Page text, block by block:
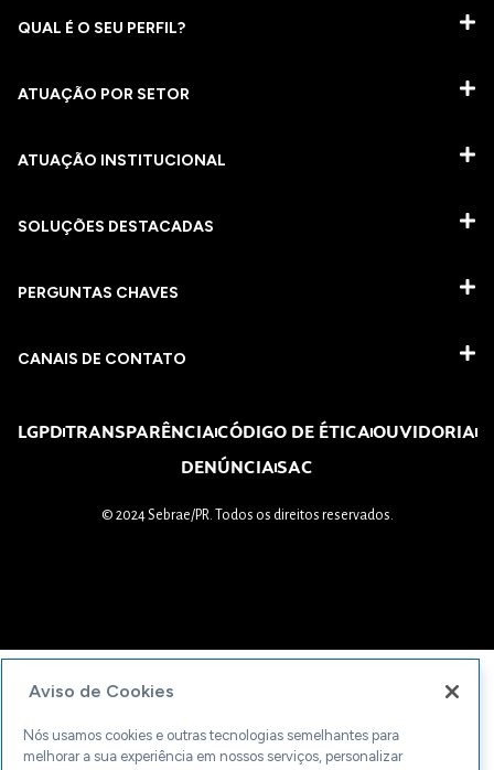
QUAL É O SEU PERFIL?
ATUAÇÃO POR SETOR
ATUAÇÃO INSTITUCIONAL
SOLUÇÕES DESTACADAS
PERGUNTAS CHAVES​
CANAIS DE CONTATO
LGPDTRANSPARÊNCIACÓDIGO DE ÉTICAOUVIDORIA
DENÚNCIASAC
© 2024 Sebrae/PR. Todos os direitos reservados.
Aviso de Cookies
Nós usamos cookies e outras tecnologias semelhantes para
melhorar a sua experiência em nossos serviços, personalizar